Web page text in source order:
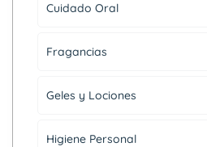
Cuidado Oral
Fragancias
Geles y Lociones
Higiene Personal